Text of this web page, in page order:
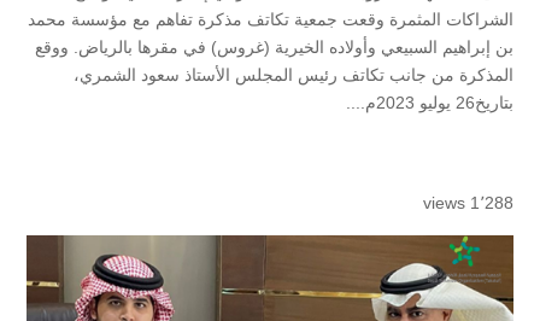
الشراكات المثمرة وقعت جمعية تكاتف مذكرة تفاهم مع مؤسسة محمد
بن إبراهيم السبيعي وأولاده الخيرية (غروس) في مقرها بالرياض. ووقع
المذكرة من جانب تكاتف رئيس المجلس الأستاذ سعود الشمري،
بتاريخ26 يوليو 2023م....
1٬288 views